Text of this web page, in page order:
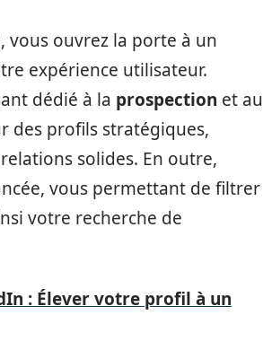
, vous ouvrez la porte à un
expérience utilisateur.
dédié à la prospection et au
des profils stratégiques,
solides. En outre,
vous permettant de filtrer
votre recherche de
: Élever votre profil à un